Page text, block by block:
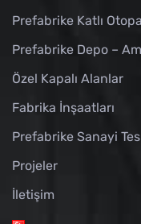
Prefabrike Katlı
Prefabrike Depo –
Özel Kapalı Alanlar
Fabrika İnşaatları
Prefabrike Sanayi
Projeler
İletişim